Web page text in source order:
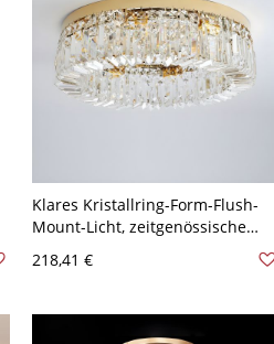
Klares Kristallring-Form-Flush-
Mount-Licht, zeitgenössische
einfache LED-Deckenlampe für
Esszimmer - Golden 110V-120V 8
218,41 €